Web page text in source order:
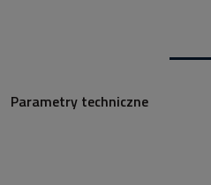
Parametry techniczne